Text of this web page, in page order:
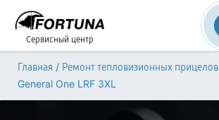
Сервисный центр
Главная / Ремонт тепловизионных прицелов
General One LRF 3XL